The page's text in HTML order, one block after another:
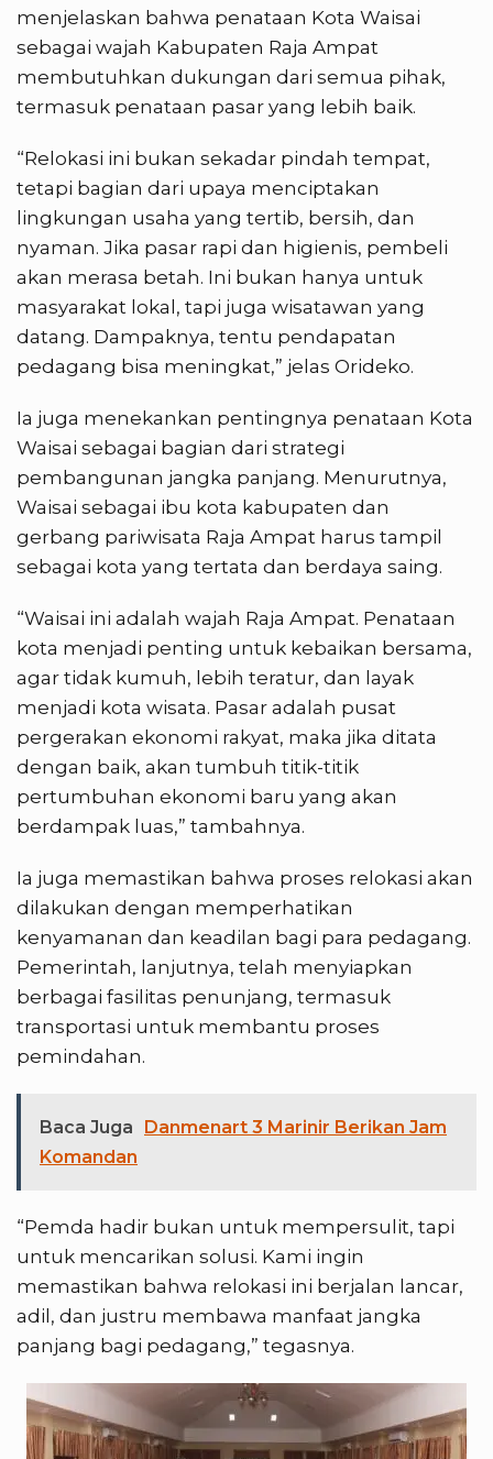
menjelaskan bahwa penataan Kota Waisai
sebagai wajah Kabupaten Raja Ampat
membutuhkan dukungan dari semua pihak,
termasuk penataan pasar yang lebih baik.
“Relokasi ini bukan sekadar pindah tempat,
tetapi bagian dari upaya menciptakan
lingkungan usaha yang tertib, bersih, dan
nyaman. Jika pasar rapi dan higienis, pembeli
akan merasa betah. Ini bukan hanya untuk
masyarakat lokal, tapi juga wisatawan yang
datang. Dampaknya, tentu pendapatan
pedagang bisa meningkat,” jelas Orideko.
Ia juga menekankan pentingnya penataan Kota
Waisai sebagai bagian dari strategi
pembangunan jangka panjang. Menurutnya,
Waisai sebagai ibu kota kabupaten dan
gerbang pariwisata Raja Ampat harus tampil
sebagai kota yang tertata dan berdaya saing.
“Waisai ini adalah wajah Raja Ampat. Penataan
kota menjadi penting untuk kebaikan bersama,
agar tidak kumuh, lebih teratur, dan layak
menjadi kota wisata. Pasar adalah pusat
pergerakan ekonomi rakyat, maka jika ditata
dengan baik, akan tumbuh titik-titik
pertumbuhan ekonomi baru yang akan
berdampak luas,” tambahnya.
Ia juga memastikan bahwa proses relokasi akan
dilakukan dengan memperhatikan
kenyamanan dan keadilan bagi para pedagang.
Pemerintah, lanjutnya, telah menyiapkan
berbagai fasilitas penunjang, termasuk
transportasi untuk membantu proses
pemindahan.
Baca Juga
Danmenart 3 Marinir Berikan Jam
Komandan
“Pemda hadir bukan untuk mempersulit, tapi
untuk mencarikan solusi. Kami ingin
memastikan bahwa relokasi ini berjalan lancar,
adil, dan justru membawa manfaat jangka
panjang bagi pedagang,” tegasnya.